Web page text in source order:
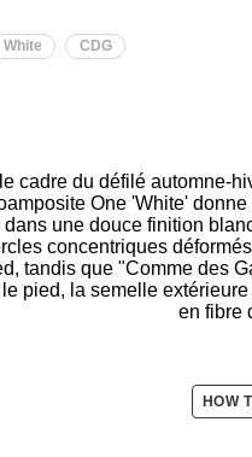
White CDG
cadre du défilé automne-
One 'White'
une douce finition
concentriques
tandis que "Comme des
pied, la semelle
en fibre
HOW